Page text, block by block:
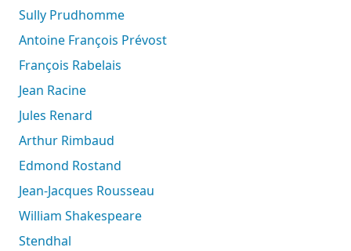
Sully Prudhomme
Antoine François Prévost
François Rabelais
Jean Racine
Jules Renard
Arthur Rimbaud
Edmond Rostand
Jean-Jacques Rousseau
William Shakespeare
Stendhal